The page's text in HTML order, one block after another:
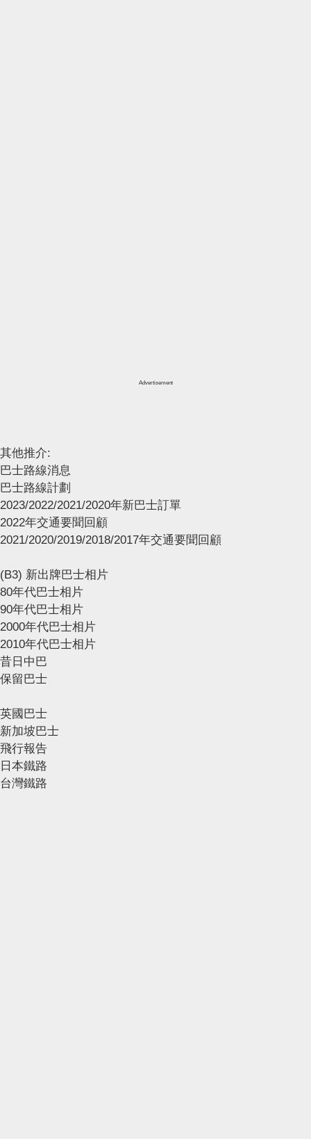
Advertisement
其他推介:
巴士路線消息
巴士路線計劃
2023/2022/2021/2020年新巴士訂單
2022年交通要聞回顧
2021/2020/2019/2018/2017年交通要聞回顧
(B3) 新出牌巴士相片
80年代巴士相片
90年代巴士相片
2000年代巴士相片
2010年代巴士相片
昔日中巴
保留巴士
英國巴士
新加坡巴士
飛行報告
日本鐵路
台灣鐵路